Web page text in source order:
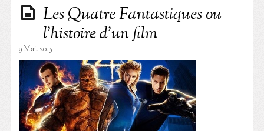
Les Quatre Fantastiques ou
l’histoire d’un film
9 Mai. 2015